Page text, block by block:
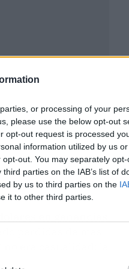
or processing of your
please use the below opt-out
opt-out request is processed
information utilized by us
out. You may separately
parties on the IAB’s list of
by us to third parties on the
it to other third parties.
pérdidas de más
era casualidad: la